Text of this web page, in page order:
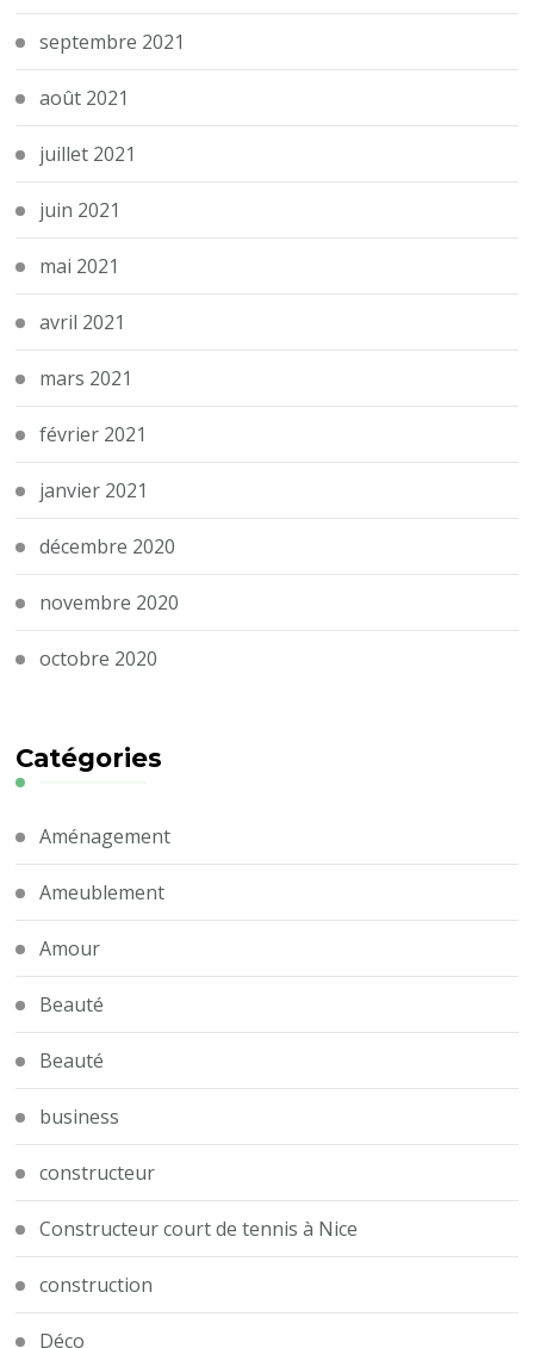
septembre 2021
août 2021
juillet 2021
juin 2021
mai 2021
avril 2021
mars 2021
février 2021
janvier 2021
décembre 2020
novembre 2020
octobre 2020
Catégories
Aménagement
Ameublement
Amour
Beauté
Beauté
business
constructeur
Constructeur court de tennis à Nice
construction
Déco